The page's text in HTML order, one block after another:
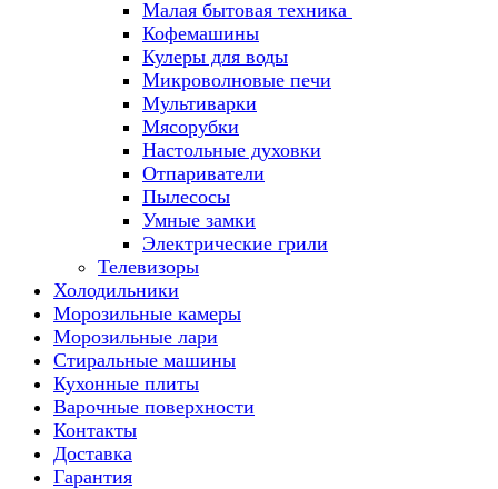
Малая бытовая техника
Кофемашины
Кулеры для воды
Микроволновые печи
Мультиварки
Мясорубки
Настольные духовки
Отпариватели
Пылесосы
Умные замки
Электрические грили
Телевизоры
Холодильники
Морозильные камеры
Морозильные лари
Стиральные машины
Кухонные плиты
Варочные поверхности
Контакты
Доставка
Гарантия